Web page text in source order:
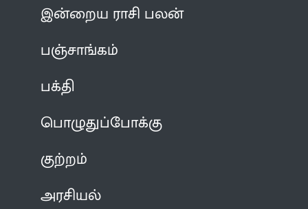
இன்றைய ராசி பலன்
பஞ்சாங்கம்
பக்தி
பொழுதுப்போக்கு
குற்றம்
அரசியல்